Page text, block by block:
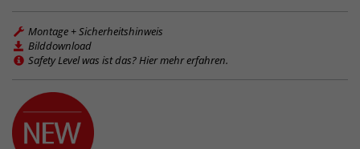
Montage + Sicherheitshinweis
Bilddownload
Safety Level was ist das? Hier mehr erfahren.